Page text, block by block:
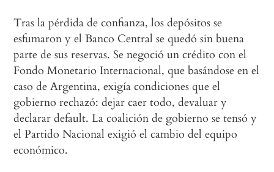
Tras la pérdida de confianza, los depósitos se
esfumaron y el Banco Central se quedó sin buena
parte de sus reservas. Se negoció un crédito con el
Fondo Monetario Internacional, que basándose en el
caso de Argentina, exigía condiciones que el
gobierno rechazó: dejar caer todo, devaluar y
declarar default. La coalición de gobierno se tensó y
el Partido Nacional exigió el cambio del equipo
económico.